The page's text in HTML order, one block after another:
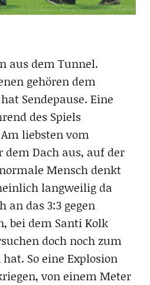
aus dem Tunnel.
gehören dem
Sendepause. Eine
des Spiels
liebsten vom
Dach aus, auf der
Mensch denkt
langweilig da
an das 3:3 gegen
bei dem Santi Kolk
doch noch zum
So eine Explosion
von einem Meter